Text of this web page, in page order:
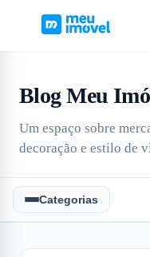
Blog Meu
Um espaço sobre
decoração e estilo de
Categorias